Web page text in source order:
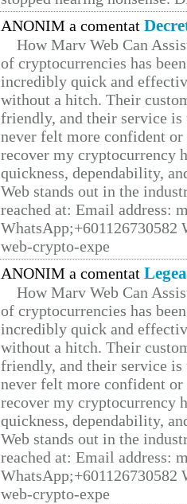
ANONIM a comentat
How Marv Web Can
of cryptocurrencies has
incredibly quick and
without a hitch. Their
friendly, and their service
never felt more confident
recover my cryptocurrency
quickness, dependability,
Web stands out in the
reached at: Email address:
web-crypto-expe
ANONIM a comentat
How Marv Web Can
of cryptocurrencies has
incredibly quick and
without a hitch. Their
friendly, and their service
never felt more confident
recover my cryptocurrency
quickness, dependability,
Web stands out in the
reached at: Email address:
web-crypto-expe